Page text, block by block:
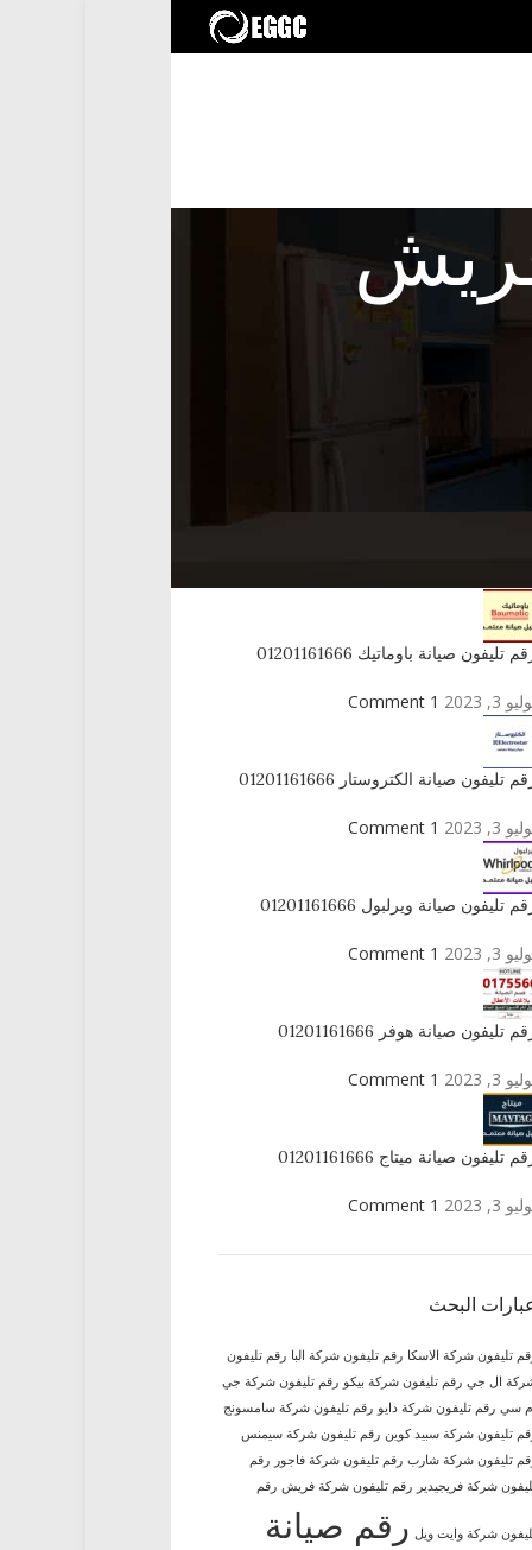
تليفون صيانة باوماتيك 01201161666
3, 2023
1 Comment
تليفون صيانة الكتروستار 01201161666
3, 2023
1 Comment
تليفون صيانة ويرلبول 01201161666
3, 2023
1 Comment
تليفون صيانة هوفر 01201161666
3, 2023
1 Comment
تليفون صيانة ميتاج 01201161666
3, 2023
1 Comment
البحث
تليفون شركة الاسكا رقم تليفون شركة البا رقم تليفون
ال جي رقم تليفون شركة بيكو رقم تليفون شركة جي
سي رقم تليفون شركة دايو رقم تليفون شركة سامسونج
تليفون شركة سبيد كوين رقم تليفون شركة سيمنس
تليفون شركة شارب رقم تليفون شركة فاجور رقم
شركة فريجيدير رقم تليفون شركة فريش رقم
شركة وايت ويل رقم صيانة